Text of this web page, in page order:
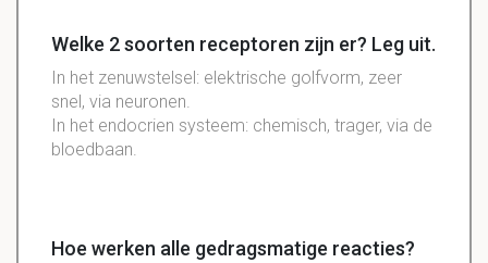
Welke 2 soorten receptoren zijn er? Leg uit.
In het zenuwstelsel: elektrische golfvorm, zeer
snel, via neuronen.
In het endocrien systeem: chemisch, trager, via de
bloedbaan.
Hoe werken alle gedragsmatige reacties?